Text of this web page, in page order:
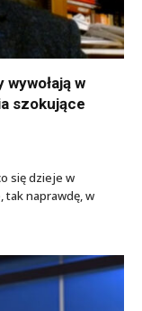
w
szokujące
się dzieje w
tak naprawdę, w